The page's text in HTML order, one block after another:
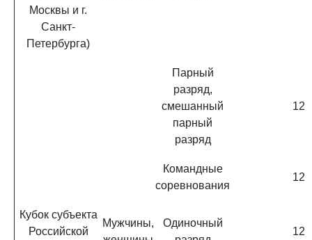
Москвы и г.
Санкт-
Петербурга)
Парный
разряд,
смешанный
парный
разряд
12
Командные
соревнования
12
Кубок субъекта
Российской
Мужчины,
Одиночный
12